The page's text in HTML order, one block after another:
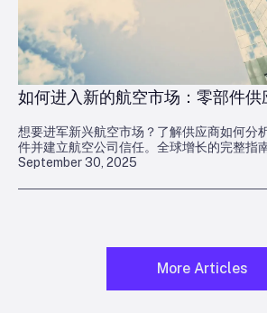
September 30, 2025
如何进入新的航空市场：零部件供
想要进军新兴航空市场？了解供应商如何分
件并建立航空公司信任。全球增长的完整指南
More Articles